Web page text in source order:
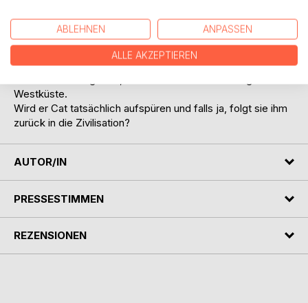
unaufhörlich nach ihr und stößt beim S.T.A.R.S.-Team in
Monterey auf eine heiße Spur. Fest entschlossen, seine
heimliche Liebe endlich zu finden und ihr mit
entscheidenden Informationen aus der Heimat ihr altes
Westküste.
Wird er Cat tatsächlich aufspüren und falls ja, folgt sie ihm
zurück in die Zivilisation?
AUTOR/IN
PRESSESTIMMEN
REZENSIONEN
ABLEHNEN ANPASSEN
ALLE AKZEPTIEREN